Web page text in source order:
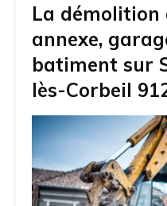
La démolition
annexe,
batiment sur
lès-Corbeil